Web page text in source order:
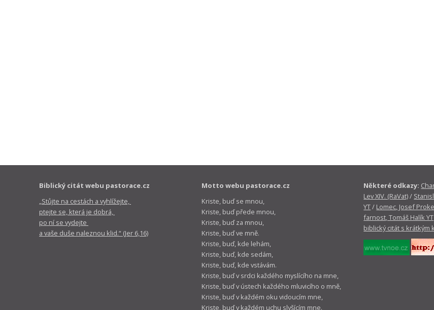
Biblický citát webu pastorace.cz
„Stůjte na cestách a vyhlížejte,
ptejte se, která je dobrá,
po ní se vydejte
a vaše duše naleznou klid.“ (Jer 6,16)
Motto webu pastorace.cz
Kriste, buď se mnou,
Kriste, buď přede mnou,
Kriste, buď za mnou,
Kriste, buď ve mně.
Kriste, buď, kde lehám,
Kriste, buď, kde sedám,
Kriste, buď, kde vstávám.
Kriste, buď v srdci každého myslícího na mne,
Kriste, buď v ústech každého mluvicího o mně,
Kriste, buď v každém oku vidoucím mne,
Kriste, buď v každém uchu slyšícím mne.
Některé odkazy:
Lev XIV. (RaVat)/
YT/ Lomec, Josef
farnost, Tomáš Halík YT
biblický citát s krátkým